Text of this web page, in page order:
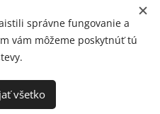
košíka
vyhradené. Cookies
správne fungovanie a
vám môžeme poskytnúť tú
všetko